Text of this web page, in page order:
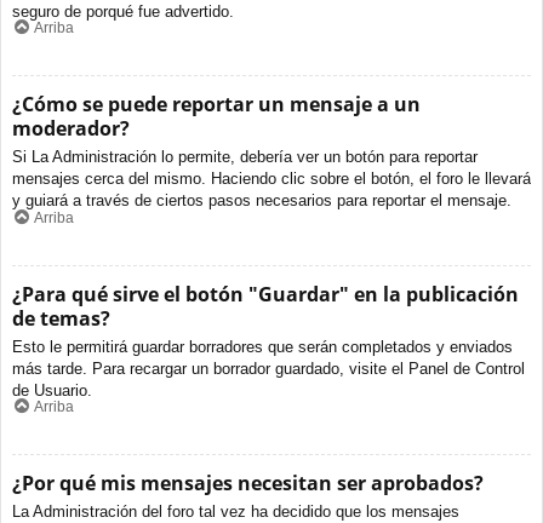
seguro de porqué fue advertido.
Arriba
¿Cómo se puede reportar un mensaje a un
moderador?
Si La Administración lo permite, debería ver un botón para reportar
mensajes cerca del mismo. Haciendo clic sobre el botón, el foro le llevará
y guiará a través de ciertos pasos necesarios para reportar el mensaje.
Arriba
¿Para qué sirve el botón "Guardar" en la publicación
de temas?
Esto le permitirá guardar borradores que serán completados y enviados
más tarde. Para recargar un borrador guardado, visite el Panel de Control
de Usuario.
Arriba
¿Por qué mis mensajes necesitan ser aprobados?
La Administración del foro tal vez ha decidido que los mensajes